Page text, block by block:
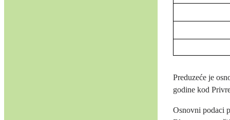
Preduzeće je
godine kod
Osnovni podaci